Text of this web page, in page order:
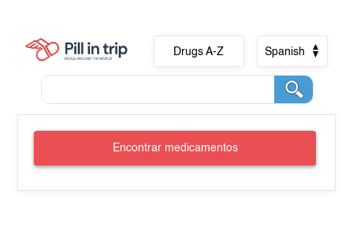
Drugs A-Z Spanish
Encontrar medicamentos